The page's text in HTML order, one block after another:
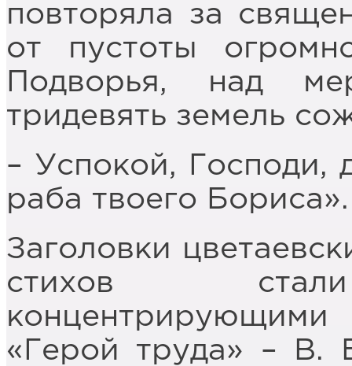
повторяла за
от пустоты
Подворья, над
тридевять земель
– Успокой, Господи,
раба твоего Бориса».
Заголовки
стихов
«Герой труда» – В.